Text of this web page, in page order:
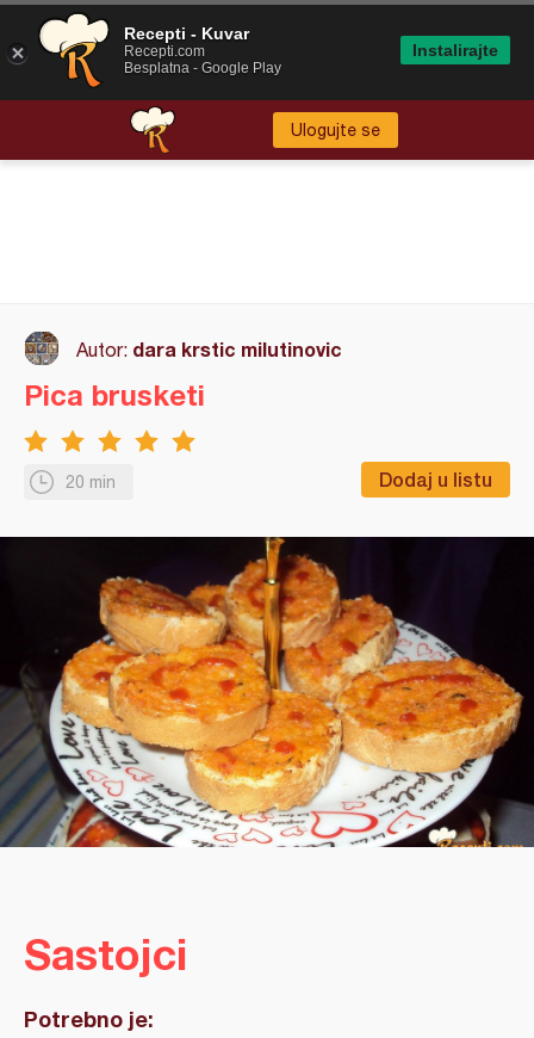
Ulogujte se
Autor: dara krstic milutinovic
20 min Dodaj u listu
Pica brusketi
Sastojci
Potrebno je:
Recepti - Kuvar
Recepti.com
Besplatna - Google Play
Instalirajte